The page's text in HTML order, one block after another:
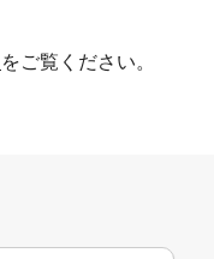
をご覧ください。